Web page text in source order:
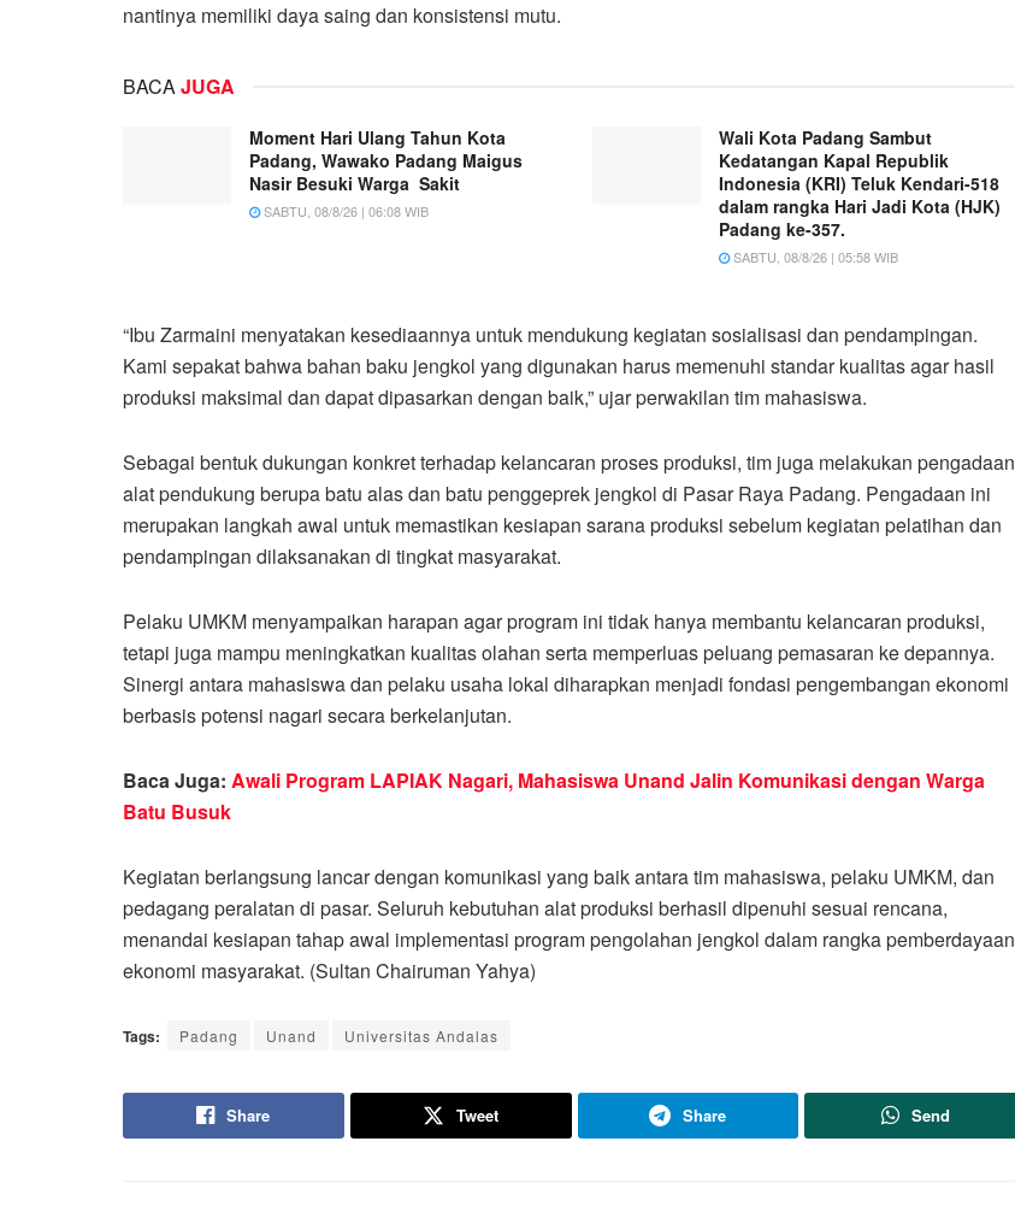
nantinya memiliki daya saing dan konsistensi mutu.
BACAJUGA
Moment Hari Ulang Tahun Kota
Padang, Wawako Padang Maigus
Nasir Besuki Warga Sakit
SABTU, 08/8/26 | 06:08 WIB
Wali Kota Padang Sambut
Kedatangan Kapal Republik
Indonesia (KRI) Teluk Kendari-518
dalam rangka Hari Jadi Kota (HJK)
Padang ke-357.
SABTU, 08/8/26 | 05:58 WIB
“Ibu Zarmaini menyatakan kesediaannya untuk mendukung kegiatan sosialisasi dan pendampingan.
Kami sepakat bahwa bahan baku jengkol yang digunakan harus memenuhi standar kualitas agar hasil
produksi maksimal dan dapat dipasarkan dengan baik,” ujar perwakilan tim mahasiswa.
Sebagai bentuk dukungan konkret terhadap kelancaran proses produksi, tim juga melakukan pengadaan
alat pendukung berupa batu alas dan batu penggeprek jengkol di Pasar Raya Padang. Pengadaan ini
merupakan langkah awal untuk memastikan kesiapan sarana produksi sebelum kegiatan pelatihan dan
pendampingan dilaksanakan di tingkat masyarakat.
Pelaku UMKM menyampaikan harapan agar program ini tidak hanya membantu kelancaran produksi,
tetapi juga mampu meningkatkan kualitas olahan serta memperluas peluang pemasaran ke depannya.
Sinergi antara mahasiswa dan pelaku usaha lokal diharapkan menjadi fondasi pengembangan ekonomi
berbasis potensi nagari secara berkelanjutan.
Baca Juga: Awali Program LAPIAK Nagari, Mahasiswa Unand Jalin Komunikasi dengan Warga
Batu Busuk
Kegiatan berlangsung lancar dengan komunikasi yang baik antara tim mahasiswa, pelaku UMKM, dan
pedagang peralatan di pasar. Seluruh kebutuhan alat produksi berhasil dipenuhi sesuai rencana,
menandai kesiapan tahap awal implementasi program pengolahan jengkol dalam rangka pemberdayaan
ekonomi masyarakat. (Sultan Chairuman Yahya)
Tags: Padang Unand Universitas Andalas
Share Tweet Share Send